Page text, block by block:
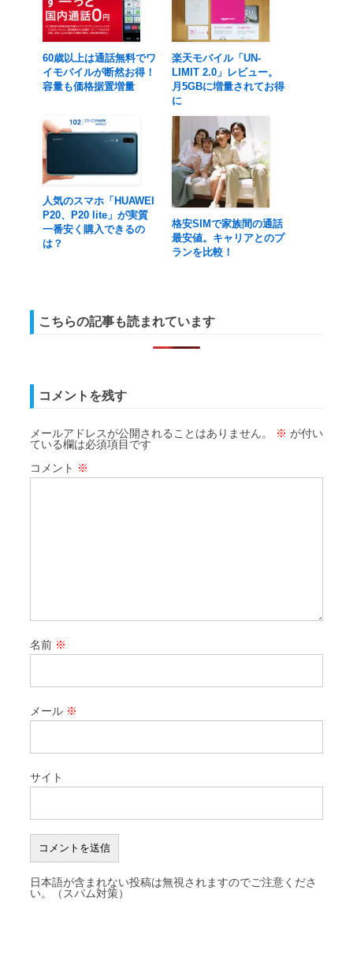
60歳以上は通話無料でワ
イモバイルが断然お得！
容量も価格据置増量
楽天モバイル「UN-
LIMIT 2.0」レビュー。
月5GBに増量されてお得
に
人気のスマホ「HUAWEI
P20、P20 lite」が実質
一番安く購入できるの
は？
格安SIMで家族間の通話
最安値。キャリアとのプ
ランを比較！
こちらの記事も読まれています
コメントを残す
メールアドレスが公開されることはありません。 ※ が付い
ている欄は必須項目です
コメント ※
名前 ※
メール ※
サイト
日本語が含まれない投稿は無視されますのでご注意くださ
い。（スパム対策）